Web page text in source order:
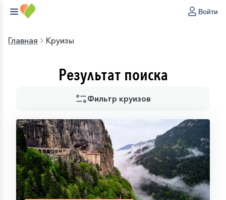
Войти
Главная Круизы
Результат поиска
Фильтр круизов